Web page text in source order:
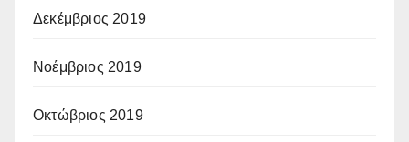
Δεκέμβριος 2019
Νοέμβριος 2019
Οκτώβριος 2019